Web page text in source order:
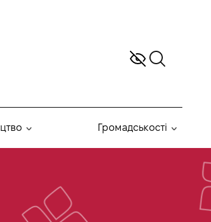
Громадськості